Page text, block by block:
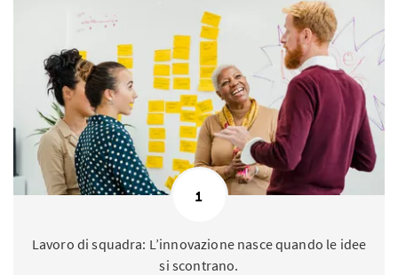
1
Lavoro di squadra: L’innovazione nasce quando le idee
si scontrano.